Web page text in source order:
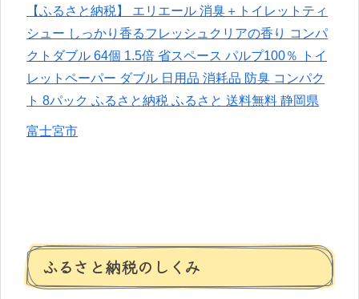
【ふるさと納税】 エリエール 消臭＋トイレットティ
シュー しっかり香るフレッシュクリアの香り コンパ
クトダブル 64個 1.5倍 省スペース パルプ100％ トイ
レットペーパー ダブル 日用品 消耗品 防臭 コンパク
ト 8パック ふるさと納税 ふるさと 送料無料 静岡県
富士宮市
ふるさと納税のしくみ